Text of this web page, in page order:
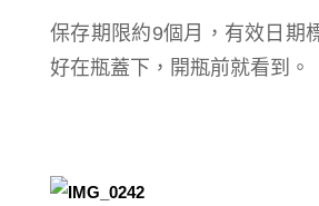
保存期限約9個月，有效日期
好在瓶蓋下，開瓶前就看到。